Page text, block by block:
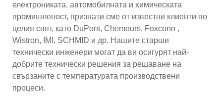
електрониката, автомобилната и химическата
промишленост, признати сме от известни клиенти по
целия свят, като DuPont, Chemours, Foxconn ,
Wistron, IMI, SCHMID и др. Нашите старши
технически инженери могат да ви осигурят най-
добрите технически решения за решаване на
свързаните с температурата производствени
процеси.